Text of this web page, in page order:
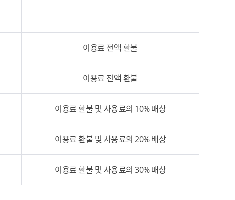
이용료 전액 환불
이용료 전액 환불
이용료 환불 및 사용료의 10% 배상
이용료 환불 및 사용료의 20% 배상
이용료 환불 및 사용료의 30% 배상